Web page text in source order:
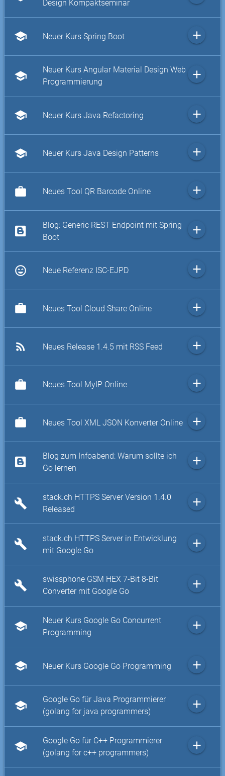
Design Kompaktseminar
school Neuer Kurs Spring Boot add
school
Neuer Kurs Angular Material Design Web
Programmierung
add
school Neuer Kurs Java Refactoring add
school Neuer Kurs Java Design Patterns add
work Neues Tool QR Barcode Online add
Blog: Generic REST Endpoint mit Spring
Boot
add
sentiment_very_satisfied Neue Referenz ISC-EJPD add
work Neues Tool Cloud Share Online add
rss_feed Neues Release 1.4.5 mit RSS Feed add
work Neues Tool MyIP Online add
work Neues Tool XML JSON Konverter Online add
Blog zum Infoabend: Warum sollte ich
Go lernen
add
build
stack.ch HTTPS Server Version 1.4.0
Released
add
build
stack.ch HTTPS Server in Entwicklung
mit Google Go
add
build
swissphone GSM HEX 7-Bit 8-Bit
Converter mit Google Go
add
school
Neuer Kurs Google Go Concurrent
Programming
add
school Neuer Kurs Google Go Programming add
school
Google Go für Java Programmierer
(golang for java programmers)
add
school
Google Go für C++ Programmierer
(golang for c++ programmers)
add